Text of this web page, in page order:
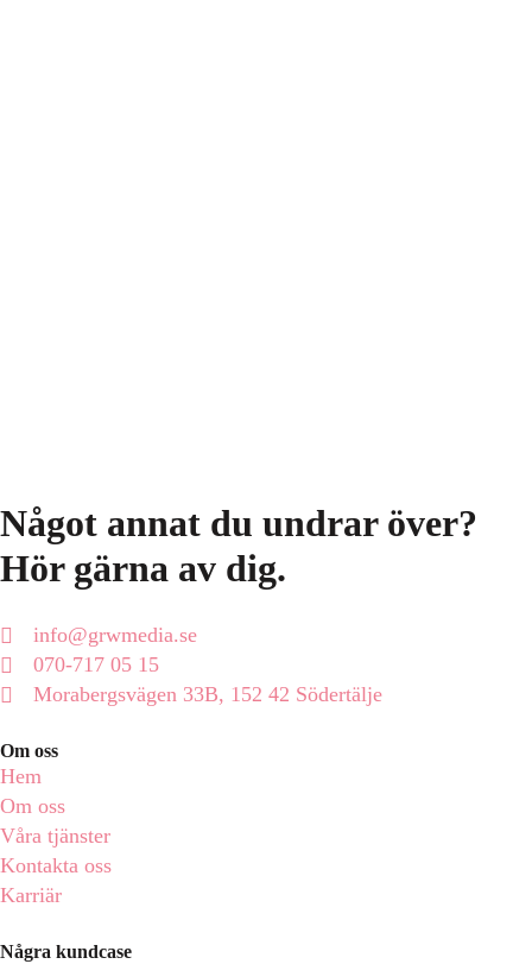
Något annat du undrar över?
Hör gärna av dig.
info@grwmedia.se
070-717 05 15
Morabergsvägen 33B, 152 42 Södertälje
Om oss
Hem
Om oss
Våra tjänster
Kontakta oss
Karriär
Några kundcase